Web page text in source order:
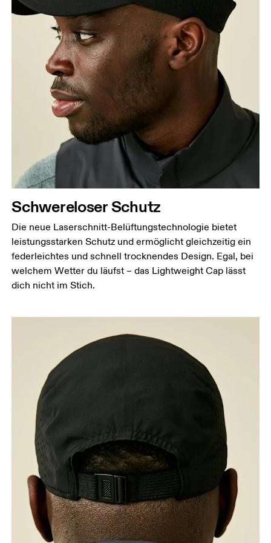
Kopfumfang
Miss deinen Kopfumfang auf Stirnhöhe. Halte dabei
das Massband gerade und waagerecht.
Schwereloser Schutz
Die neue Laserschnitt-Belüftungstechnologie bietet
leistungsstarken Schutz und ermöglicht gleichzeitig ein
federleichtes und schnell trocknendes Design. Egal, bei
welchem Wetter du läufst – das Lightweight Cap lässt
dich nicht im Stich.